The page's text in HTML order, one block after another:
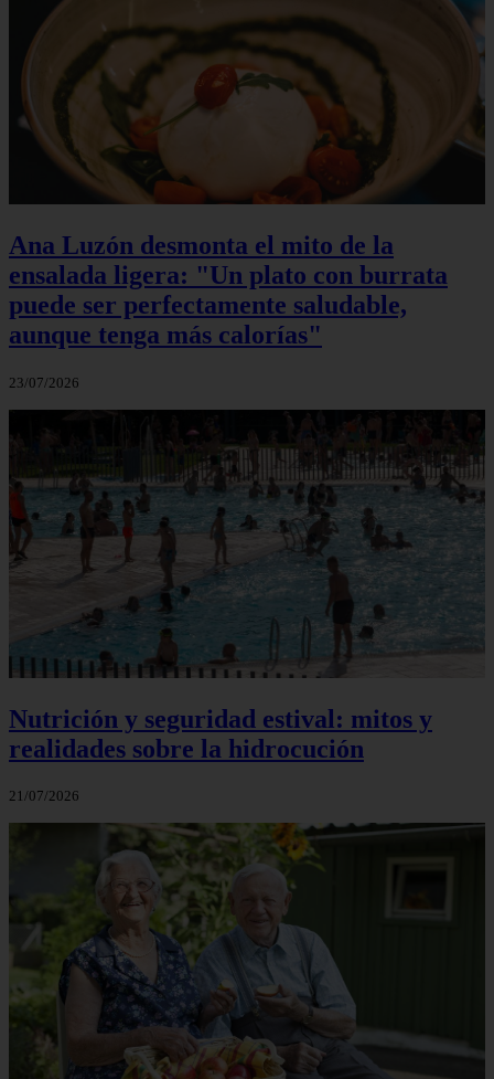
Ana Luzón desmonta el mito de la
ensalada ligera: "Un plato con burrata
puede ser perfectamente saludable,
aunque tenga más calorías"
23/07/2026
Nutrición y seguridad estival: mitos y
realidades sobre la hidrocución
21/07/2026